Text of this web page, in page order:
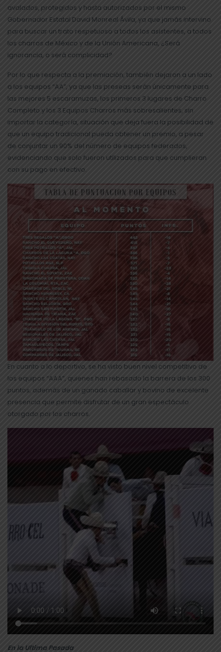
avalados, protegidos y hasta autorizados por el mismo
Gobernador Estatal David Monreal Ávila, ya que jamás intervino
para buscar un trato respetuoso a todos los asistentes, a todos
los charros de México y de la Unión Americana, ¿Será
ignorancia, o será complicidad?
Por lo que respecta a la premiación, también dejaron a un lado
a los equipos “AA”, ya que las preseas serán únicamente para
las mejores 5 escaramuzas, los primeros 3 lugares de Charro
Completo y los 3 Equipos Charros más sobresalientes, sin
importar la categoría, situación que deja fuera la posibilidad de
que un equipo tradicional pueda obtener un premio, a pesar
de conjuntar un 90% del número de equipos federados,
evidenciando que solo fueron utilizados para que cumplieran
con su pago en efectivo.
En cuanto a lo deportivo, se ha visto buen nivel competitivo de
los equipos “AAA”, quienes han rebasado la barrera de los 300
puntos, además de un ganado caballar y bovino de excelente
presencia que permite disfrutar de un gran espectáculo
otorgado por los charros.
En la Ultima Pasada